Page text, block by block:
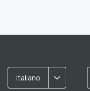
Italiano